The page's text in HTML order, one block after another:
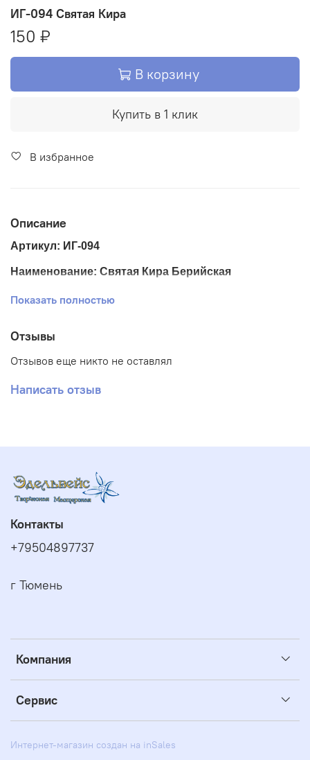
ИГ-094 Святая Кира
150 ₽
В корзину
Купить в 1 клик
В избранное
Описание
Артикул: ИГ-094
Наименование: Святая Кира Берийская
Размер ткани 20*24 см
Показать полностью
Отзывы
Отзывов еще никто не оставлял
Написать отзыв
Компания
Сервис
Контакты
+79504897737
г Тюмень
Интернет-магазин создан на inSales